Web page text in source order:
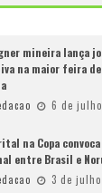
mineira lança
na maior feira
6 de
na Copa
entre Brasil e
3 de